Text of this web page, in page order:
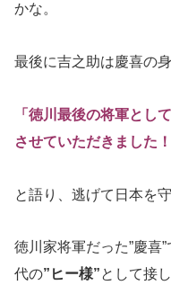
かな。
最後に吉之助は慶喜の
「徳川最後の将軍とし
させていただきました！
と語り、逃げて日本を
徳川家将軍だった”慶喜
代の”ヒー様”として接